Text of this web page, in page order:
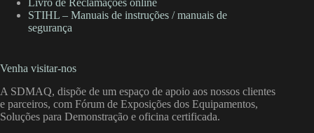
Livro de Reclamações online
STIHL – Manuais de instruções / manuais de
segurança
Venha visitar-nos
A SDMAQ, dispõe de um espaço de apoio aos nossos clientes
e parceiros, com Fórum de Exposições dos Equipamentos,
Soluções para Demonstração e oficina certificada.